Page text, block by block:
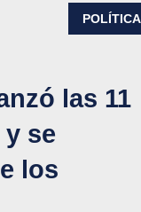
POLÍTICA
las 11
se
los